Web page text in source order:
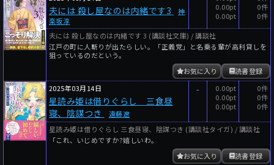
夫には 殺し屋なのは内緒です3
神
楽坂淳
0.00pt
0.00pt
0件
0件
夫には 殺し屋なのは内緒です 3 (講談社文庫) / 講談社
江戸の町に人斬りが出たらしい。「正義党」と名乗る輩が高利貸しを
狙っているのだという。
読書登録
お気に入り
2025年03月14日
星読み姫は借りぐらし 三食昼
寝、陰謀つき
遠藤遼
-
0.00pt
0.00pt
0.00pt
0件
0件
0件
星読み姫は借りぐらし 三食昼寝、陰謀つき (講談社タイガ) / 講談社
「これ、いじめですか?嬉しいわ。
読書登録
お気に入り